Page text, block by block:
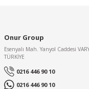
Onur Group
Esenyalı Mah. Yanyol Caddesi
TÜRKİYE
0216 446 90 10
0216 446 90 10